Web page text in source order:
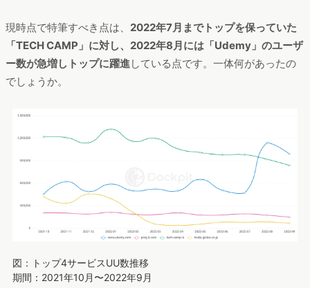
現時点で特筆すべき点は、 2022年7月までトップを保っていた
「TECH CAMP」に対し、2022年8月には「Udemy」のユーザ
ー数が急増しトップに躍進している点です。一体何があったの
でしょうか。
図：トップ4サービスUU数推移
期間：2021年10月〜2022年9月